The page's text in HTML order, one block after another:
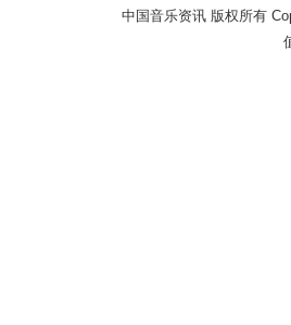
中国音乐资讯 版权所有